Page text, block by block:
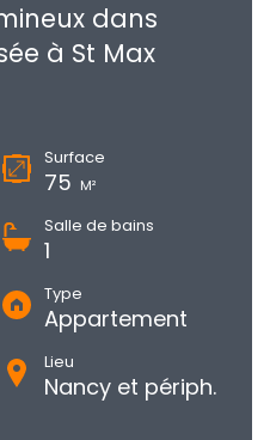
dans
à St Max
Surface
75 M²
Salle de bains
1
Type
Appartement
Lieu
Nancy et périph.